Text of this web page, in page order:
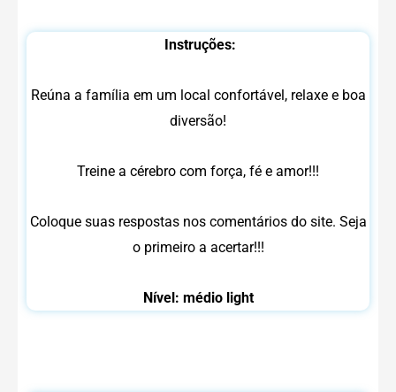
Instruções:
Reúna a família em um local confortável, relaxe e boa
diversão!
Treine a cérebro com força, fé e amor!!!
Coloque suas respostas nos comentários do site. Seja
o primeiro a acertar!!!
Nível: médio light